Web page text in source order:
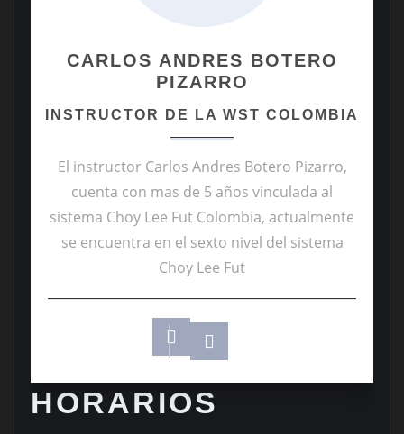
CARLOS ANDRES BOTERO
PIZARRO
INSTRUCTOR DE LA WST COLOMBIA
El instructor Carlos Andres Botero Pizarro,
cuenta con mas de 5 años vinculada al
sistema Choy Lee Fut Colombia, actualmente
se encuentra en el sexto nivel del sistema
Choy Lee Fut
HORARIOS